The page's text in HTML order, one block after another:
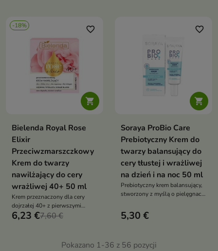
-18%

favorite_border
Bielenda Royal Rose
Elixir
Przeciwzmarszczkowy
Krem do twarzy
nawilżający do cery
wrażliwej 40+ 50 ml
Krem przeznaczony dla cery
dojrzałej 40+ z pierwszymi
oznakami starzenia
6,23 €7,60 €

favorite_border
Soraya ProBio Care
Prebiotyczny Krem do
twarzy balansujący do
cery tłustej i wrażliwej
na dzień i na noc 50 ml
Prebiotyczny krem balansujący,
stworzony z myślą o pielęgnacji
5,30 €
Pokazano 1-36 z 56 pozycji